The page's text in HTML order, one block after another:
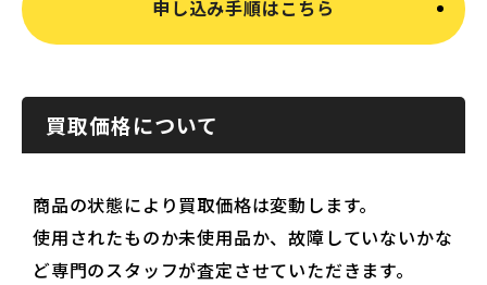
申し込み手順はこちら
買取価格について
商品の状態により買取価格は変動します。
使用されたものか未使用品か、故障していないかな
ど専門のスタッフが査定させていただきます。